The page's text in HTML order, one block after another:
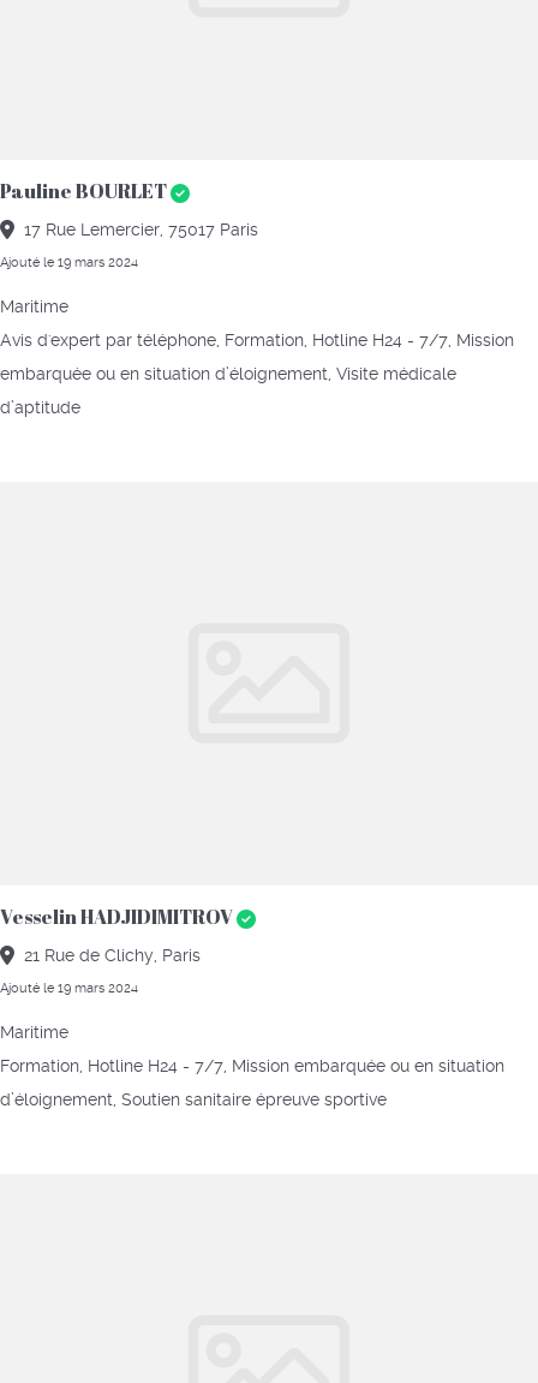
Pauline BOURLET
17 Rue Lemercier, 75017 Paris
Ajouté le 19 mars 2024
Maritime
Avis d'expert par téléphone, Formation, Hotline H24 - 7/7, Mission
embarquée ou en situation d’éloignement, Visite médicale
d’aptitude
Vesselin HADJIDIMITROV
21 Rue de Clichy, Paris
Ajouté le 19 mars 2024
Maritime
Formation, Hotline H24 - 7/7, Mission embarquée ou en situation
d’éloignement, Soutien sanitaire épreuve sportive